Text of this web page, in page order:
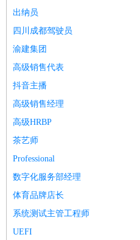
出纳员
四川成都驾驶员
渝建集团
高级销售代表
抖音主播
高级销售经理
高级HRBP
茶艺师
Professional
数字化服务部经理
体育品牌店长
系统测试主管工程师
UEFI